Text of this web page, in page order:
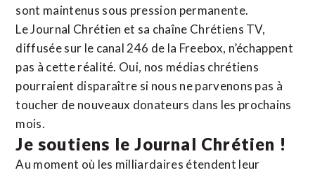
sont maintenus sous pression permanente.
Le Journal Chrétien et sa chaîne Chrétiens TV,
diffusée sur le canal 246 de la Freebox, n’échappent
pas à cette réalité. Oui, nos médias chrétiens
pourraient disparaître si nous ne parvenons pas à
toucher de nouveaux donateurs dans les prochains
mois.
Je soutiens le Journal Chrétien !
Au moment où les milliardaires étendent leur